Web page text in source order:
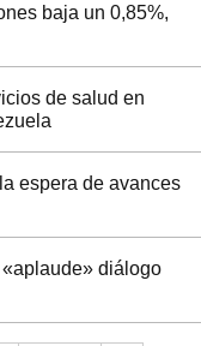
baja un 0,85%,
de salud en
espera de avances
diálogo